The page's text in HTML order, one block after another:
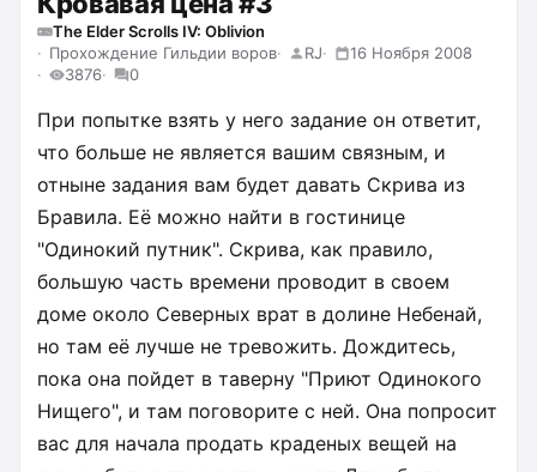
The Elder Scrolls IV: Oblivion
Прохождение Гильдии воров
RJ
16 Ноября 2008
3876
0
При попытке взять у него задание он ответит,
что больше не является вашим связным, и
отныне задания вам будет давать Скрива из
Бравила. Её можно найти в гостинице
"Одинокий путник". Скрива, как правило,
большую часть времени проводит в своем
доме около Северных врат в долине Небенай,
но там её лучше не тревожить. Дождитесь,
пока она пойдет в таверну "Приют Одинокого
Нищего", и там поговорите с ней. Она попросит
вас для начала продать краденых вещей на